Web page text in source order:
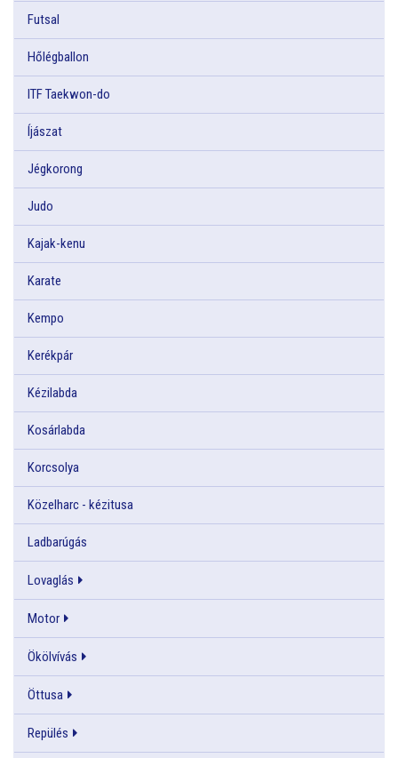
Futsal
Hőlégballon
ITF Taekwon-do
Íjászat
Jégkorong
Judo
Kajak-kenu
Karate
Kempo
Kerékpár
Kézilabda
Kosárlabda
Korcsolya
Közelharc - kézitusa
Ladbarúgás
Lovaglás
Motor
Ökölvívás
Öttusa
Repülés